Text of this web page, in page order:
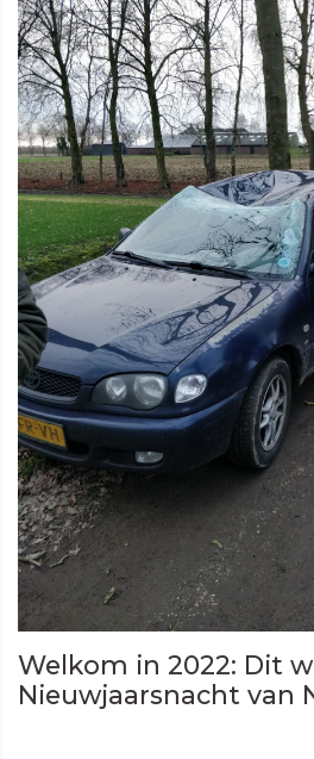
Welkom in 2022: Dit
Nieuwjaarsnacht van